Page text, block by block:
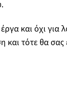
και όχι για
και τότε θα